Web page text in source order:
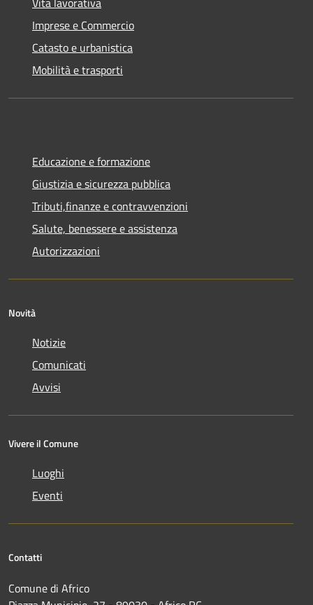
Imprese e Commercio
Catasto e urbanistica
Mobilità e trasporti
Educazione e formazione
Giustizia e sicurezza pubblica
Tributi,finanze e contravvenzioni
Salute, benessere e assistenza
Autorizzazioni
Novità
Notizie
Comunicati
Avvisi
Vivere il Comune
Luoghi
Eventi
Contatti
Comune di Africo